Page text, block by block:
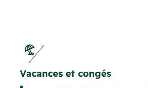
Vacances et congés